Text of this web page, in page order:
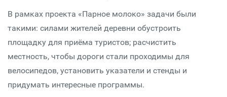
В рамках проекта «Парное молоко» задачи были
такими: силами жителей деревни обустроить
площадку для приёма туристов; расчистить
местность, чтобы дороги стали проходимы для
велосипедов, установить указатели и стенды и
придумать интересные программы.